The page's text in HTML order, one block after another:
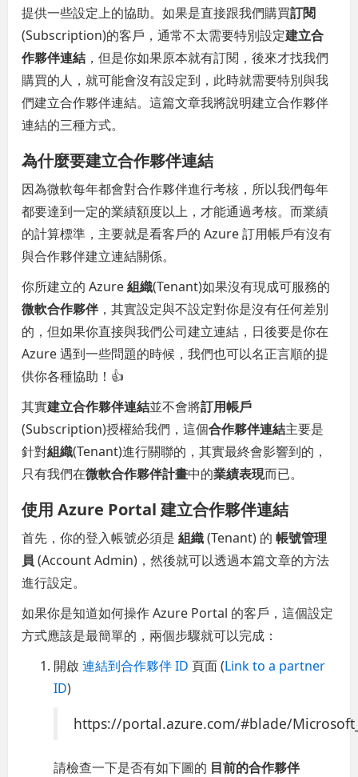
提供一些設定上的協助。如果是直接跟我們購買訂閱
(Subscription)的客戶，通常不太需要特別設定建立合
作夥伴連結 ，但是你如果原本就有訂閱，後來才找我們
購買的人，就可能會沒有設定到，此時就需要特別與我
們建立合作夥伴連結。這篇文章我將說明建立合作夥伴
連結的三種方式。
為什麼要建立合作夥伴連結
因為微軟每年都會對合作夥伴進行考核，所以我們每年
都要達到一定的業績額度以上，才能通過考核。而業績
的計算標準，主要就是看客戶的 Azure 訂用帳戶有沒有
與合作夥伴建立連結關係。
你所建立的 Azure組織(Tenant)如果沒有現成可服務的
微軟合作夥伴 ，其實設定與不設定對你是沒有任何差別
的，但如果你直接與我們公司建立連結，日後要是你在
Azure 遇到一些問題的時候，我們也可以名正言順的提
供你各種協助！👍
其實建立合作夥伴連結並不會將訂用帳戶
(Subscription)授權給我們，這個合作夥伴連結主要是
針對組織(Tenant)進行關聯的，其實最終會影響到的，
只有我們在微軟合作夥伴計畫中的業績表現而已。
使用 Azure Portal 建立合作夥伴連結
首先，你的登入帳號必須是組織(Tenant) 的帳號管理
員 (Account Admin)，然後就可以透過本篇文章的方法
進行設定。
如果你是知道如何操作 Azure Portal 的客戶，這個設定
方式應該是最簡單的，兩個步驟就可以完成：
開啟連結到合作夥伴 ID 頁面 (Link to a partner
ID)
https://portal.azure.com/#blade/
請檢查一下是否有如下圖的 目前的合作夥伴